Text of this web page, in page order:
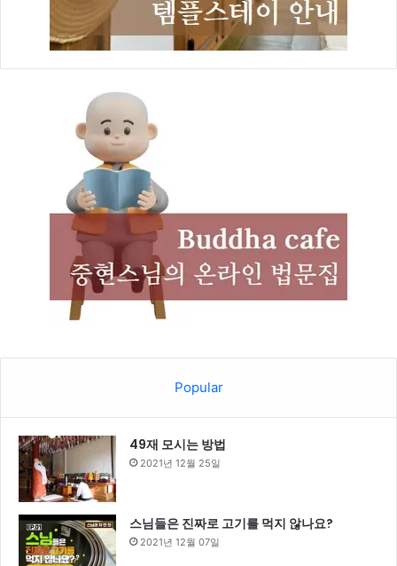
Popular
49재 모시는 방법
2021년 12월 25일
스님들은 진짜로 고기를 먹지 않나요?
2021년 12월 07일